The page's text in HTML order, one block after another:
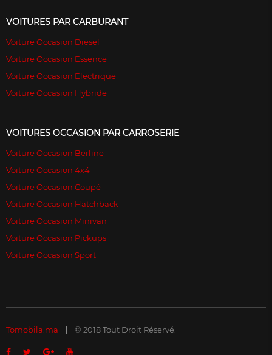
VOITURES PAR CARBURANT
Voiture Occasion Diesel
Voiture Occasion Essence
Voiture Occasion Electrique
Voiture Occasion Hybride
VOITURES OCCASION PAR CARROSERIE
Voiture Occasion Berline
Voiture Occasion 4x4
Voiture Occasion Coupé
Voiture Occasion Hatchback
Voiture Occasion Minivan
Voiture Occasion Pickups
Voiture Occasion Sport
Tomobila.ma © 2018 Tout Droit Réservé.